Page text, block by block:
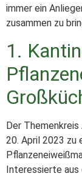
immer ein
zusammen zu
1.
Der
20. April 2023 zu
Interessierte aus